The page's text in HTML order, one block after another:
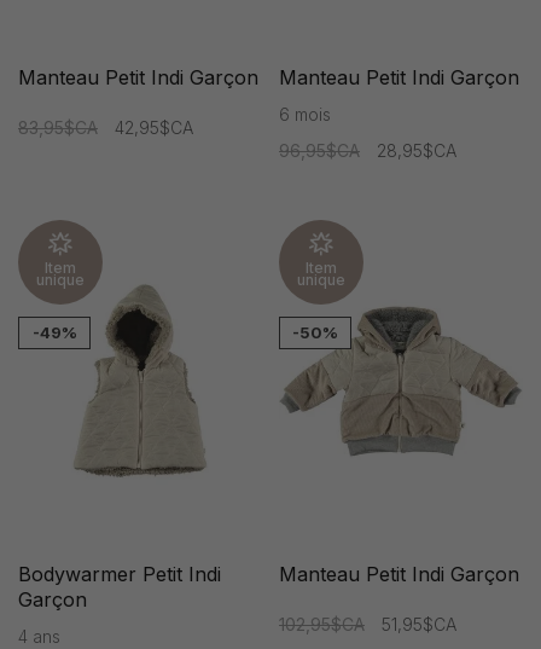
Manteau Petit Indi Garçon
83,95$CA 42,95$CA
Manteau Petit Indi Garçon
6 mois
96,95$CA
28,95$CA
Item
unique
-49%
Bodywarmer Petit Indi
Garçon
4 ans
Item
unique
-50%
Manteau Petit Indi Garçon
102,95$CA 51,95$CA